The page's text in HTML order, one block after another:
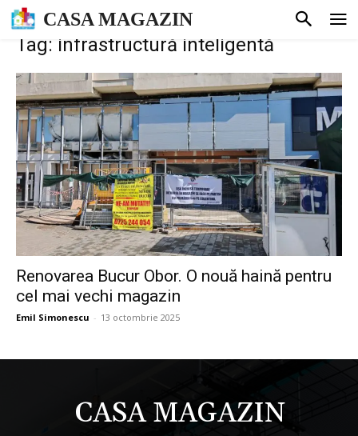
CASA MAGAZIN
Tag: infrastructură inteligentă
Renovarea Bucur Obor. O nouă haină pentru
cel mai vechi magazin
Emil Simonescu - 13 octombrie 2025
CASA MAGAZIN